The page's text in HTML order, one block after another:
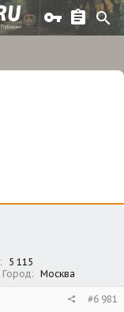
5 115
Город Москва
#6 981